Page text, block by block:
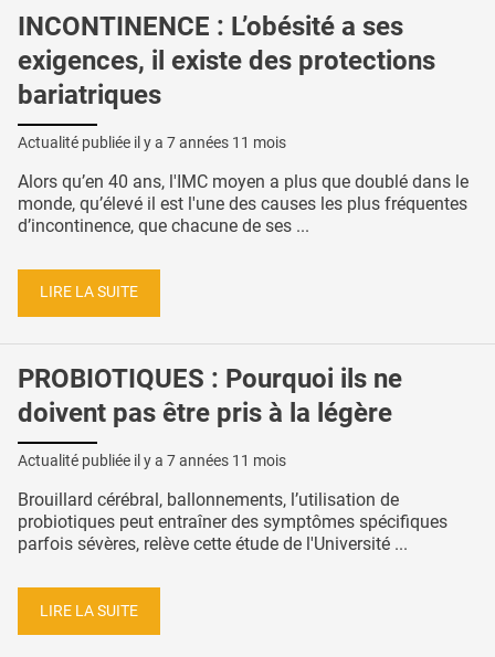
INCONTINENCE : L’obésité a ses
exigences, il existe des protections
bariatriques
Actualité publiée il y a 7 années 11 mois
Alors qu’en 40 ans, l'IMC moyen a plus que doublé dans le
monde, qu’élevé il est l'une des causes les plus fréquentes
d’incontinence, que chacune de ses ...
LIRE LA SUITE
PROBIOTIQUES : Pourquoi ils ne
doivent pas être pris à la légère
Actualité publiée il y a 7 années 11 mois
Brouillard cérébral, ballonnements, l’utilisation de
probiotiques peut entraîner des symptômes spécifiques
parfois sévères, relève cette étude de l'Université ...
LIRE LA SUITE